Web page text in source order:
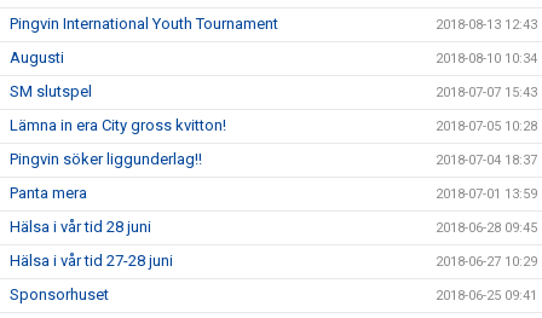
Pingvin International Youth Tournament 2018-08-13 12:43
Augusti 2018-08-10 10:34
SM slutspel 2018-07-07 15:43
Lämna in era City gross kvitton! 2018-07-05 10:28
Pingvin söker liggunderlag!! 2018-07-04 18:37
Panta mera 2018-07-01 13:59
Hälsa i vår tid 28 juni 2018-06-28 09:45
Hälsa i vår tid 27-28 juni 2018-06-27 10:29
Sponsorhuset 2018-06-25 09:41